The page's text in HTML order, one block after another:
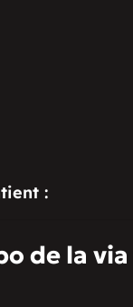
:
de la